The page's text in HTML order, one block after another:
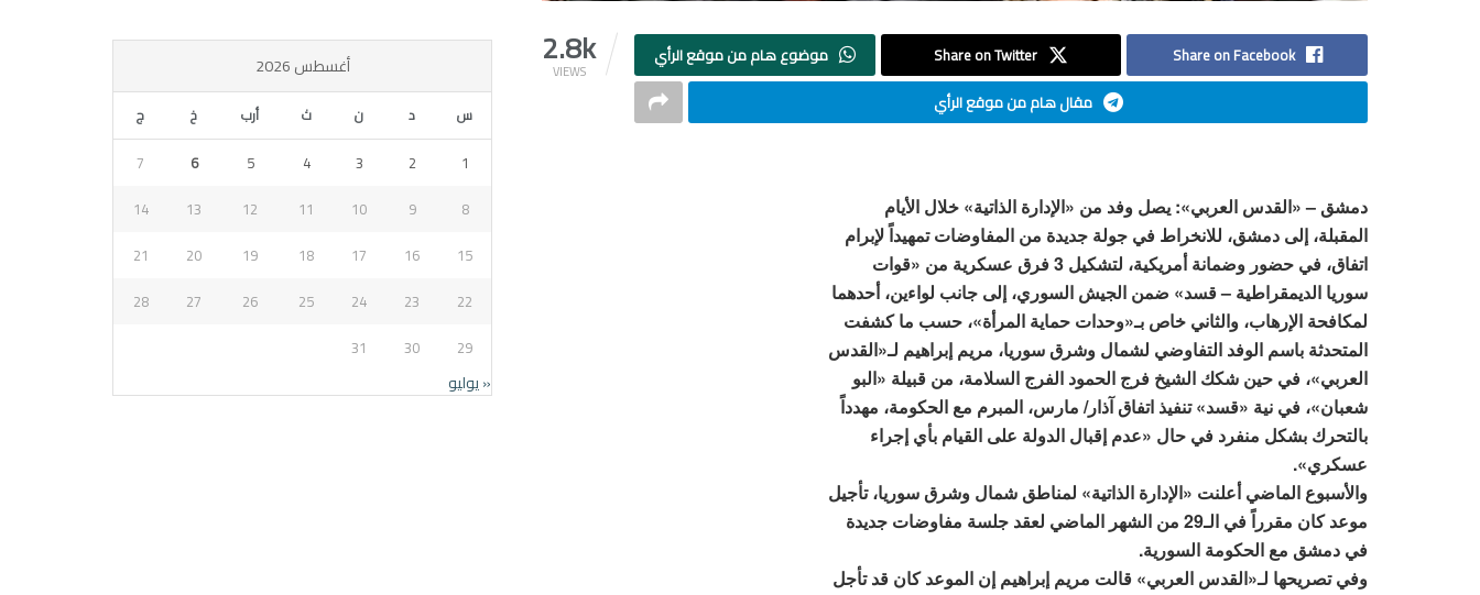
2.8k
VIEWS
Share on Facebook
Share on Twitter
موضوع هام من موقع الرأي
مقال هام من موقع الرأي
دمشق – «القدس العربي»: يصل وفد من «الإدارة الذاتية» خلال الأيام
المقبلة، إلى دمشق، للانخراط في جولة جديدة من المفاوضات تمهيداً لإبرام
اتفاق، في حضور وضمانة أمريكية، لتشكيل 3 فرق عسكرية من «قوات
سوريا الديمقراطية – قسد» ضمن الجيش السوري، إلى جانب لواءين، أحدهما
لمكافحة الإرهاب، والثاني خاص بـ«وحدات حماية المرأة»، حسب ما كشفت
المتحدثة باسم الوفد التفاوضي لشمال وشرق سوريا، مريم إبراهيم لـ«القدس
العربي»، في حين شكك الشيخ فرج الحمود الفرج السلامة، من قبيلة «البو
شعبان»، في نية «قسد» تنفيذ اتفاق آذار/ مارس، المبرم مع الحكومة، مهدداً
بالتحرك بشكل منفرد في حال «عدم إقبال الدولة على القيام بأي إجراء
عسكري».
والأسبوع الماضي أعلنت «الإدارة الذاتية» لمناطق شمال وشرق سوريا، تأجيل
موعد كان مقرراً في الـ29 من الشهر الماضي لعقد جلسة مفاوضات جديدة
في دمشق مع الحكومة السورية.
وفي تصريحها لـ«القدس العربي» قالت مريم إبراهيم إن الموعد كان قد تأجل
أغسطس 2026
س د ن ث أرب خ ج
1
2
3
4
5
6
7
8
9
10
11
12
13
14
15
16
17
18
19
20
21
22
23
24
25
26
27
28
29
30
31
« يوليو